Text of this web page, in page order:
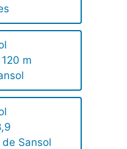
m
de Sansol